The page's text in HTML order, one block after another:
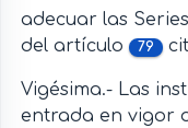
adecuar las
del artículo
79
Vigésima.- Las
entrada en vigor